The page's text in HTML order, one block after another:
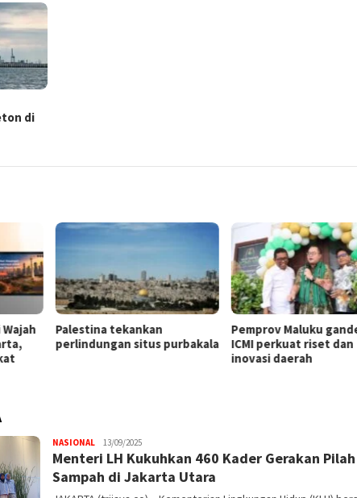
di
purbakala
Pemprov Maluku gandeng
ICMI perkuat riset dan
Lewat
Bank Jakarta
Bangun
NASIONAL Trijaya
.co
13/09/2025
Menteri LH Kukuhkan 460 Kader Gerakan Pilah
Sampah di Jakarta Utara